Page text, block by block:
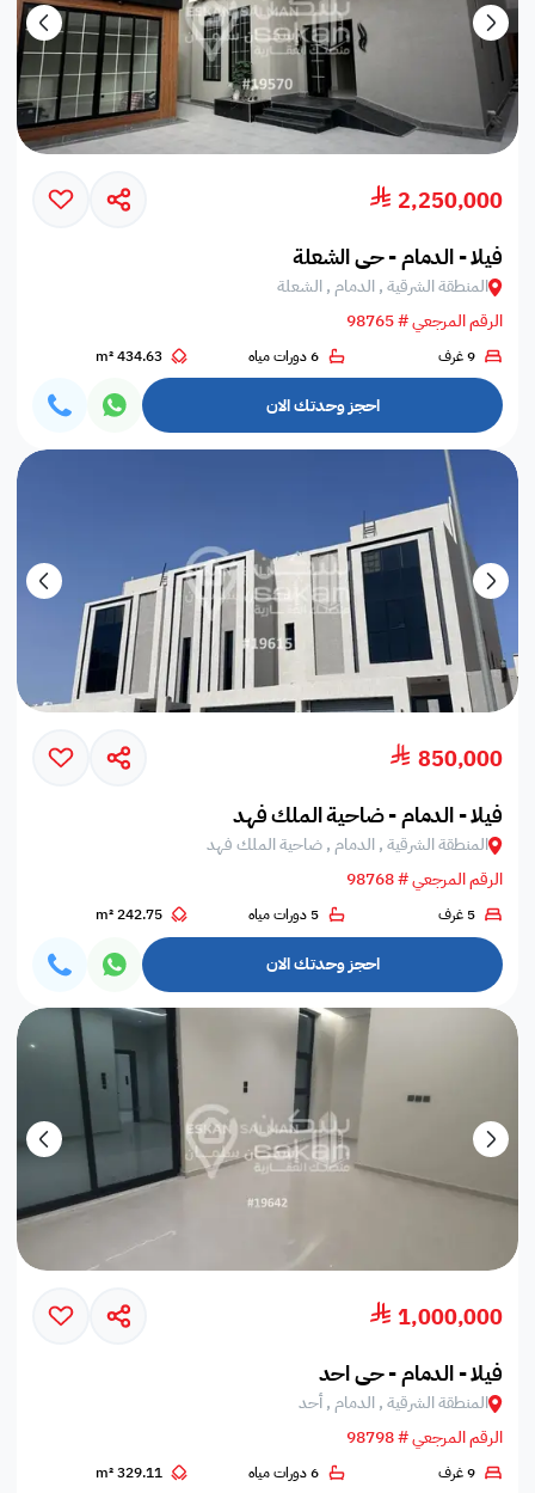
2,250,000
فيلا - الدمام - حي الشعلة
المنطقة الشرقية , الدمام , الشعلة
الرقم المرجعي # 98765
9 غرف 6 دورات مياه 434.63 m²
احجز وحدتك الان
850,000
فيلا - الدمام - ضاحية الملك فهد
المنطقة الشرقية , الدمام , ضاحية الملك فهد
الرقم المرجعي # 98768
5 غرف 5 دورات مياه 242.75 m²
احجز وحدتك الان
1,000,000
فيلا - الدمام - حي احد
المنطقة الشرقية , الدمام , أحد
الرقم المرجعي # 98798
9 غرف 6 دورات مياه 329.11 m²